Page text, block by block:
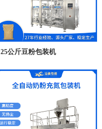
25公斤豆粉包装机